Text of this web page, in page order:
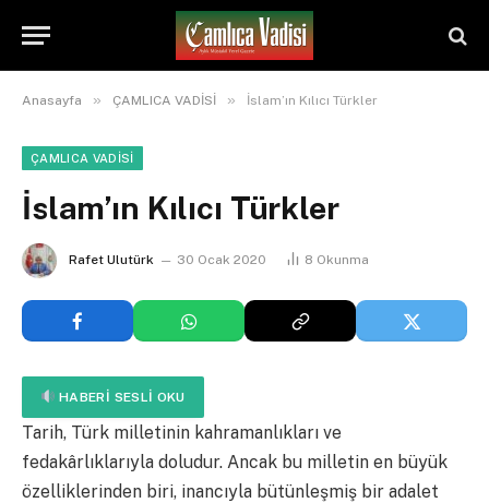
Anasayfa » ÇAMLICA VADİSİ » İslam’ın Kılıcı Türkler
ÇAMLICA VADİSİ
İslam’ın Kılıcı Türkler
Rafet Ulutürk 30 Ocak 2020 8 Okunma
HABERI SESLI OKU
Tarih, Türk milletinin kahramanlıkları ve
fedakârlıklarıyla doludur. Ancak bu milletin en büyük
özelliklerinden biri, inancıyla bütünleşmiş bir adalet